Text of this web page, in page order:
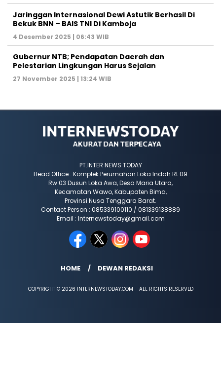
Jaringgan Internasional Dewi Astutik Berhasil Di
Bekuk BNN – BAIS TNI Di Kamboja
4 Desember 2025 | 06:43 WIB
Gubernur NTB; Pendapatan Daerah dan
Pelestarian Lingkungan Harus Sejalan
27 November 2025 | 13:24 WIB
PT.INTER NEWS TODAY
Head Office : Komplek Perumahan Loka Indah Rt 09
Rw 03 Dusun Loka Awa, Desa Maria Utara,
Kecamatan Wawo, Kabupaten Bima,
Provinsi Nusa Tenggara Barat.
Contact Person : 085339100110 / 081339138889
Email : Internewstoday@gmail.com
HOME DEWAN REDAKSI
COPYRIGHT © 2026 INTERNEWSTODAY.COM - ALL RIGHTS RESERVED